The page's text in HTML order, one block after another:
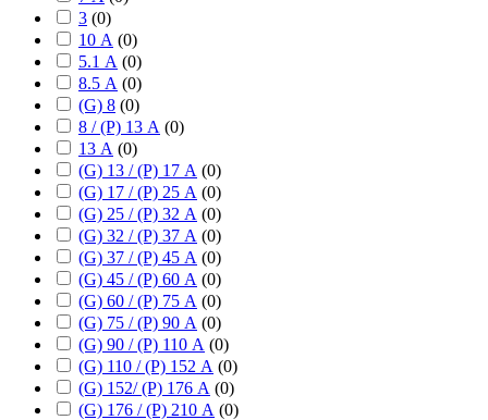
3 (0)
10 А (0)
5.1 А (0)
8.5 А (0)
(G) 8 (0)
8 / (P) 13 А (0)
13 А (0)
(G) 13 / (P) 17 А (0)
(G) 17 / (P) 25 А (0)
(G) 25 / (P) 32 А (0)
(G) 32 / (P) 37 А (0)
(G) 37 / (P) 45 А (0)
(G) 45 / (P) 60 А (0)
(G) 60 / (P) 75 А (0)
(G) 75 / (P) 90 А (0)
(G) 90 / (P) 110 А (0)
(G) 110 / (P) 152 А (0)
(G) 152/ (P) 176 А (0)
(G) 176 / (P) 210 А (0)